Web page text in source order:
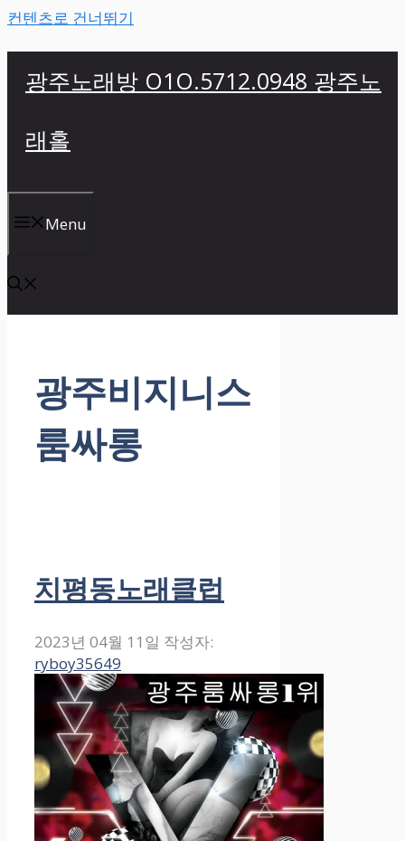
컨텐츠로 건너뛰기
광주노래방 O1O.5712.0948 광주노
래홀
Menu
광주비지니스
룸싸롱
치평동노래클럽
2023년 04월 11일 작성자:
ryboy35649